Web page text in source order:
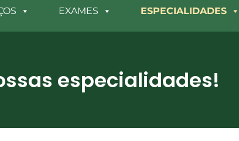
EXAMES ESPECIALIDADES
especialidades!